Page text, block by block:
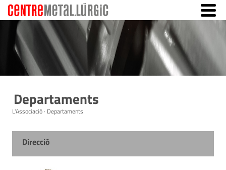
Departaments
L'Associació · Departaments
Direcció